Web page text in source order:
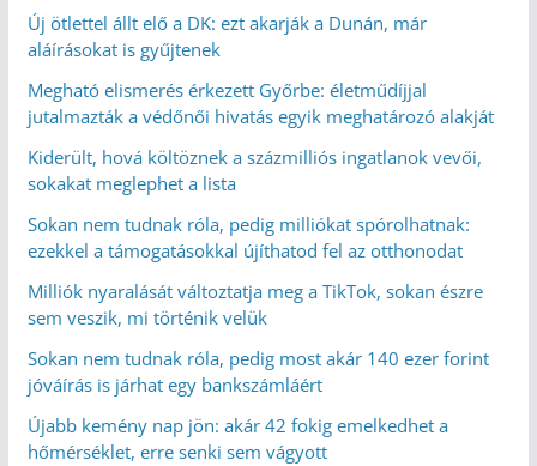
Új ötlettel állt elő a DK: ezt akarják a Dunán, már
aláírásokat is gyűjtenek
Megható elismerés érkezett Győrbe: életműdíjjal
jutalmazták a védőnői hivatás egyik meghatározó alakját
Kiderült, hová költöznek a százmilliós ingatlanok vevői,
sokakat meglephet a lista
Sokan nem tudnak róla, pedig milliókat spórolhatnak:
ezekkel a támogatásokkal újíthatod fel az otthonodat
Milliók nyaralását változtatja meg a TikTok, sokan észre
sem veszik, mi történik velük
Sokan nem tudnak róla, pedig most akár 140 ezer forint
jóváírás is járhat egy bankszámláért
Újabb kemény nap jön: akár 42 fokig emelkedhet a
hőmérséklet, erre senki sem vágyott